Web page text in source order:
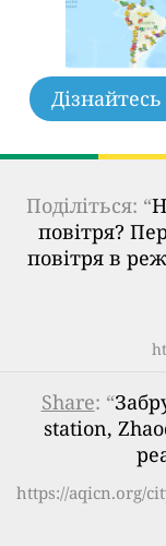
Поділіться: “
повітря?
повітря в
Share: “
station,
https://aqicn.org/